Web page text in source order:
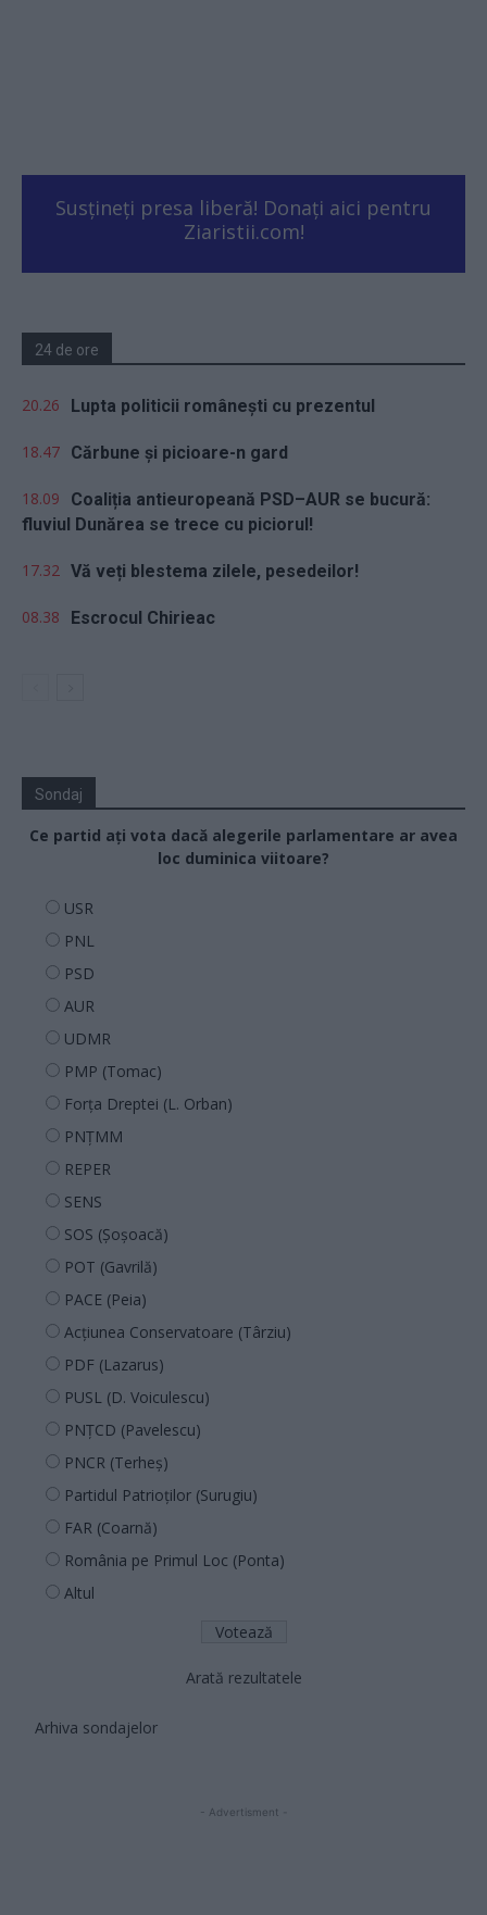
Susțineți presa liberă! Donați aici pentru
Ziaristii.com!
24 de ore
20.26 Lupta politicii românești cu prezentul
18.47 Cărbune și picioare-n gard
18.09
Coaliția antieuropeană PSD–AUR se bucură:
fluviul Dunărea se trece cu piciorul!
17.32 Vă veți blestema zilele, pesedeilor!
08.38 Escrocul Chirieac
Sondaj
Ce partid ați vota dacă alegerile parlamentare ar avea
loc duminica viitoare?
USR
PNL
PSD
AUR
UDMR
PMP (Tomac)
Forța Dreptei (L. Orban)
PNȚMM
REPER
SENS
SOS (Șoșoacă)
POT (Gavrilă)
PACE (Peia)
Acțiunea Conservatoare (Târziu)
PDF (Lazarus)
PUSL (D. Voiculescu)
PNȚCD (Pavelescu)
PNCR (Terheș)
Partidul Patrioților (Surugiu)
FAR (Coarnă)
România pe Primul Loc (Ponta)
Altul
Arată rezultatele
Arhiva sondajelor
- Advertisment -